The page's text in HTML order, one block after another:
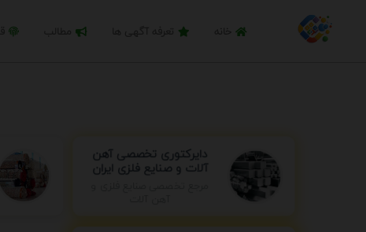
دایرکتوری تخصصی آهن
آلات و صنایع فلزی ایران